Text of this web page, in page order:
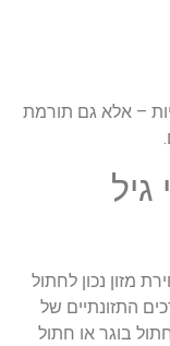
– אלא גם תורמת
מזון נכון לחתול
התזונתיים של
בוגר או חתול